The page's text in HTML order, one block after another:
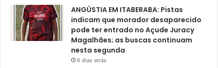
ANGÚSTIA EM ITABERABA: Pistas
indicam que morador desaparecido
pode ter entrado no Açude Juracy
Magalhães; as buscas continuam
nesta segunda
6 dias atrás